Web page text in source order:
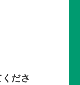
ださ